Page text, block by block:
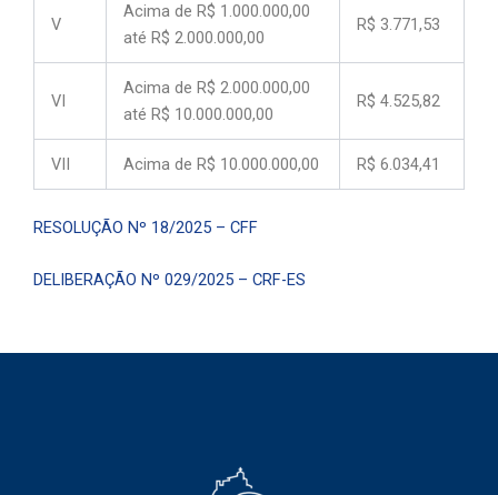
V
Acima de R$ 1.000.000,00
até R$ 2.000.000,00
R$ 3.771,53
VI
Acima de R$ 2.000.000,00
até R$ 10.000.000,00
R$ 4.525,82
VII Acima de R$ 10.000.000,00 R$ 6.034,41
RESOLUÇÃO Nº 18/2025 – CFF
DELIBERAÇÃO Nº 029/2025 – CRF-ES